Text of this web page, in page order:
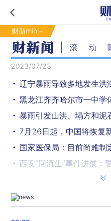
财新mini+
滚动
2023/07/23
辽宁暴雨导致多地发生
黑龙江齐齐哈尔市一中学
暴雨引发山洪、塌方和泥
国家医保局：目前尚难制
西安“回流生”事件进展：
阿根廷正式宣布决定在成